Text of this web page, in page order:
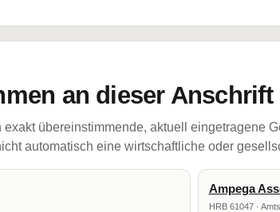
an dieser Anschrift
übereinstimmende, aktuell eingetragene
automatisch eine wirtschaftliche oder
Ampega
HRB 61047 ·